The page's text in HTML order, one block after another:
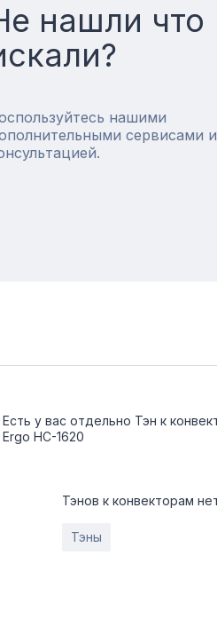
нашли что
нашими
сервисами
Есть у вас отдельно Тэн к
Ergo HC-1620
Тэнов к конвекторам
Тэны